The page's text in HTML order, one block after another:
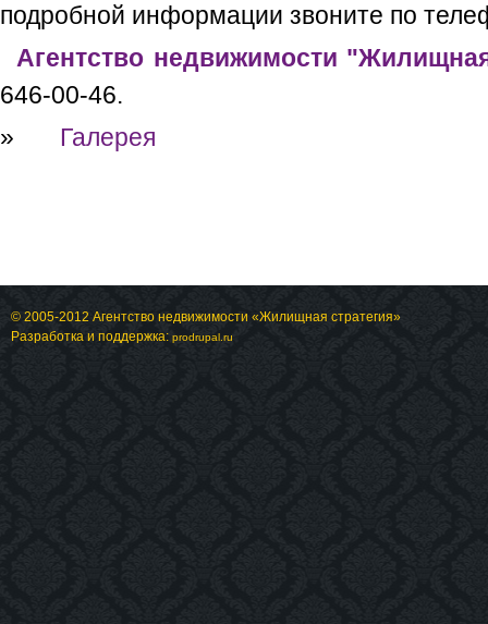
подробной информации звоните по
Агентство недвижимости
646-00-46.
»
Галерея
© 2005-2012 Агентство недвижимости «Жилищная стратегия»
Разработка и поддержка: prodrupal.ru